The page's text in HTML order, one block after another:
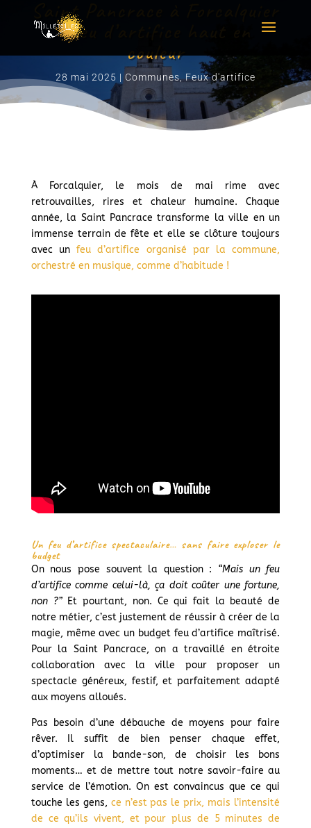
Saint Pancrace à Forcalquier
: feu d’artifice haut en
couleur
28 mai 2025 | Communes,Feux d'artifice
À Forcalquier, le mois de mai rime avec
retrouvailles, rires et chaleur humaine. Chaque
année, la Saint Pancrace transforme la ville en un
immense terrain de fête et elle se clôture toujours
avec unfeu d’artifice organisé par la commune,
orchestré en musique, comme d’habitude !
Un feu d’artifice spectaculaire… sans faire exploser le
budget
On nous pose souvent la question : “Mais un feu
d’artifice comme celui-là, ça doit coûter une fortune,
non ?”Et pourtant, non. Ce qui fait la beauté de
notre métier, c’est justement de réussir à créer de la
magie, même avec un budget feu d’artifice maîtrisé.
Pour la Saint Pancrace, on a travaillé en étroite
collaboration avec la ville pour proposer un
spectacle généreux, festif, et parfaitement adapté
aux moyens alloués.
Pas besoin d’une débauche de moyens pour faire
rêver. Il suffit de bien penser chaque effet,
d’optimiser la bande-son, de choisir les bons
moments… et de mettre tout notre savoir-faire au
service de l’émotion. On est convaincus que ce qui
touche les gens, ce n’est pas le prix, mais l’intensité
de ce qu’ils vivent, et pour plus de 5 minutes de